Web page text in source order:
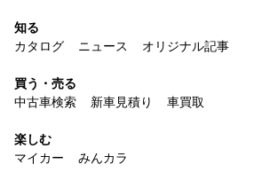
知る
カタログ
ニュース オリジナル記事
買う・売る
中古車検索
新車見積り 車買取
楽しむ
マイカー
みんカラ